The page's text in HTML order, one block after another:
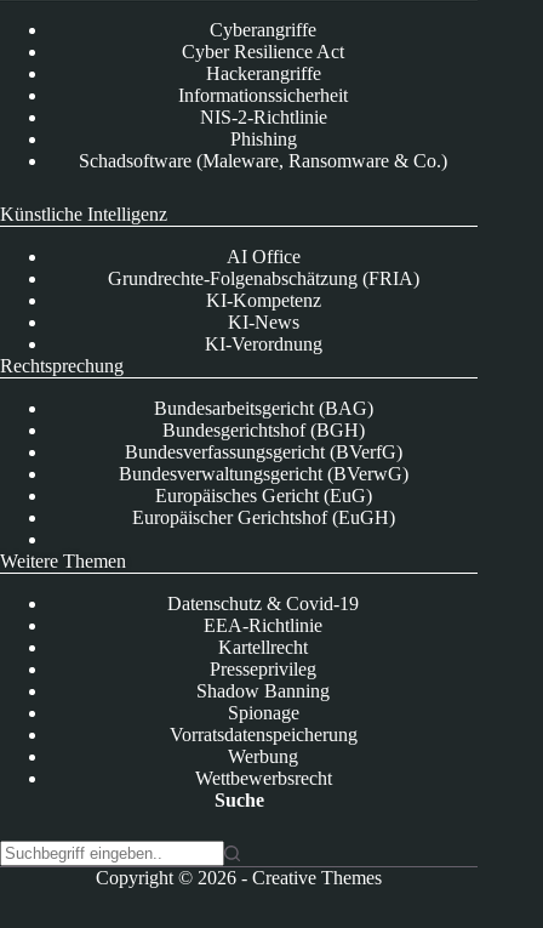
Cyberangriffe
Cyber Resilience Act
Hackerangriffe
Informationssicherheit
NIS-2-Richtlinie
Phishing
Schadsoftware (Maleware, Ransomware & Co.)
Künstliche Intelligenz
AI Office
Grundrechte-Folgenabschätzung (FRIA)
KI-Kompetenz
KI-News
KI-Verordnung
Rechtsprechung
Bundesarbeitsgericht (BAG)
Bundesgerichtshof (BGH)
Bundesverfassungsgericht (BVerfG)
Bundesverwaltungsgericht (BVerwG)
Europäisches Gericht (EuG)
Europäischer Gerichtshof (EuGH)
Weitere Themen
Datenschutz & Covid-19
EEA-Richtlinie
Kartellrecht
Presseprivileg
Shadow Banning
Spionage
Vorratsdatenspeicherung
Werbung
Wettbewerbsrecht
Suche
Copyright © 2026 -Creative Themes